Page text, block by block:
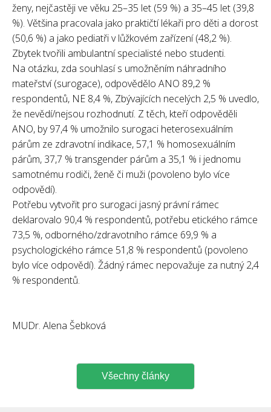
ženy, nejčastěji ve věku 25–35 let (59 %) a 35–45 let (39,8
%). Většina pracovala jako praktičtí lékaři pro děti a dorost
(50,6 %) a jako pediatři v lůžkovém zařízení (48,2 %).
Zbytek tvořili ambulantní specialisté nebo studenti.
Na otázku, zda souhlasí s umožněním náhradního
mateřství (surogace), odpovědělo ANO 89,2 %
respondentů, NE 8,4 %, Zbývajících necelých 2,5 % uvedlo,
že nevědí/nejsou rozhodnutí. Z těch, kteří odpověděli
ANO, by 97,4 % umožnilo surogaci heterosexuálním
párům ze zdravotní indikace, 57,1 % homosexuálním
párům, 37,7 % transgender párům a 35,1 % i jednomu
samotnému rodiči, ženě či muži (povoleno bylo více
odpovědí).
Potřebu vytvořit pro surogaci jasný právní rámec
deklarovalo 90,4 % respondentů, potřebu etického rámce
73,5 %, odborného/zdravotního rámce 69,9 % a
psychologického rámce 51,8 % respondentů (povoleno
bylo více odpovědí). Žádný rámec nepovažuje za nutný 2,4
% respondentů.
MUDr. Alena Šebková
Všechny články